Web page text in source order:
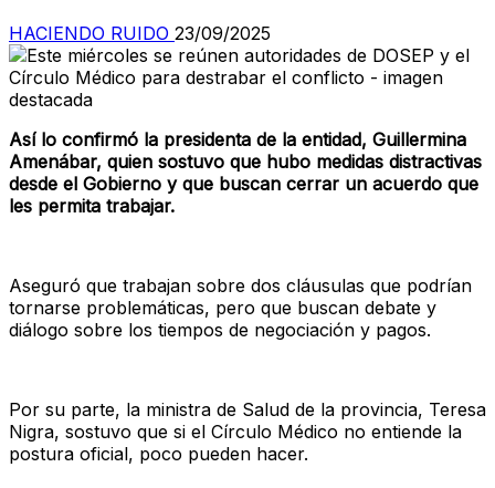
HACIENDO RUIDO 23/09/2025
Así lo confirmó la presidenta de la entidad, Guillermina
Amenábar, quien sostuvo que hubo medidas distractivas
desde el Gobierno y que buscan cerrar un acuerdo que
les permita trabajar.
Aseguró que trabajan sobre dos cláusulas que podrían
tornarse problemáticas, pero que buscan debate y
diálogo sobre los tiempos de negociación y pagos.
Por su parte, la ministra de Salud de la provincia, Teresa
Nigra, sostuvo que si el Círculo Médico no entiende la
postura oficial, poco pueden hacer.